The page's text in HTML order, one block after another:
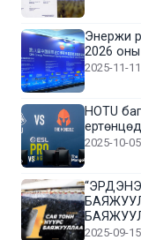
Энержи
2026 оны
2025-11-11
HOTU
2025-10-05
2025-09-15